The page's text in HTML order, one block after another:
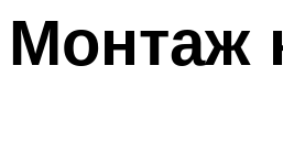
Монтаж